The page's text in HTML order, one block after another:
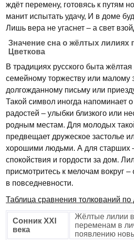
ждёт перемену, готовясь к путям
манит испытать удачу, И в доме
Лишь вера не угаснет – а свет
Значение сна о жёлтых лилиях
Цветкова
В традициях русского быта
семейному торжеству или малому
долгожданному письму или
Такой символ иногда напоминает
радостей – улыбки близкого или
родным местам. Для молодых
предвещает дружеское застолье
хорошими людьми. А для старших
спокойствия и гордости за дом.
присмотритесь к мелочам вокруг –
в повседневности.
Таблица сравнения толкований по
Сонник XXI
века
Жёлтые лилии
переменам в
появлению